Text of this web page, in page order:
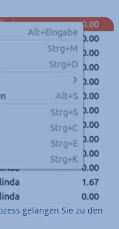
gelangen Sie zu den